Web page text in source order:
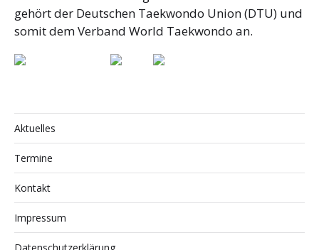
gehört der Deutschen Taekwondo Union (DTU) und
somit dem Verband World Taekwondo an.
Aktuelles
Termine
Kontakt
Impressum